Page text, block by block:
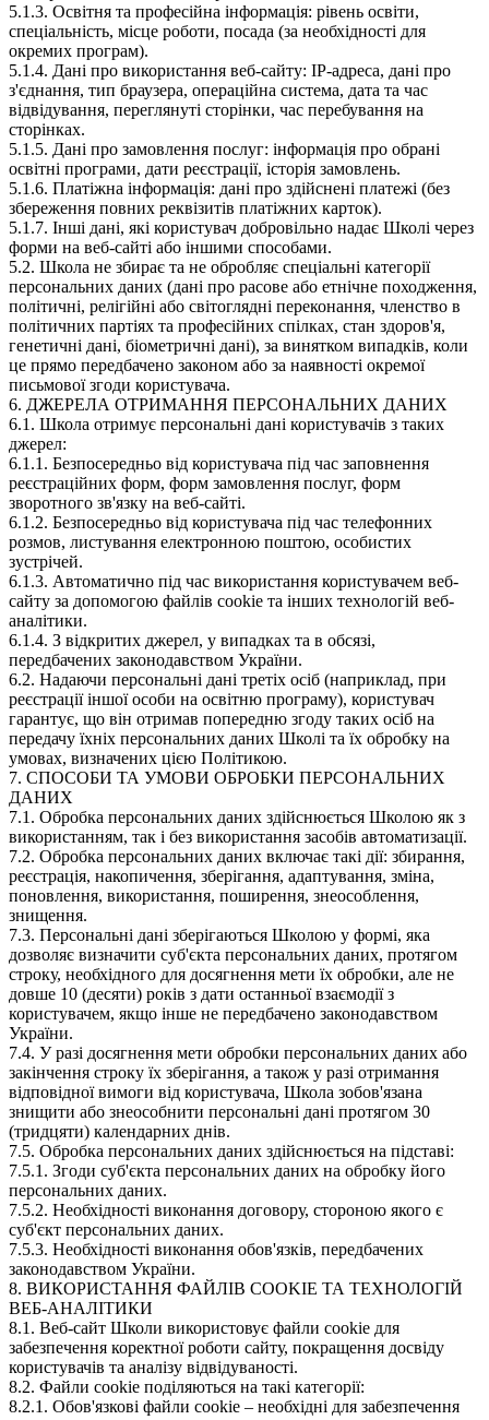
5.1.3. Освітня та професійна інформація: рівень освіти,
спеціальність, місце роботи, посада (за необхідності для
окремих програм).
5.1.4. Дані про використання веб-сайту: IP-адреса, дані про
з'єднання, тип браузера, операційна система, дата та час
відвідування, переглянуті сторінки, час перебування на
сторінках.
5.1.5. Дані про замовлення послуг: інформація про обрані
освітні програми, дати реєстрації, історія замовлень.
5.1.6. Платіжна інформація: дані про здійснені платежі (без
збереження повних реквізитів платіжних карток).
5.1.7. Інші дані, які користувач добровільно надає Школі через
форми на веб-сайті або іншими способами.
5.2. Школа не збирає та не обробляє спеціальні категорії
персональних даних (дані про расове або етнічне походження,
політичні, релігійні або світоглядні переконання, членство в
політичних партіях та професійних спілках, стан здоров'я,
генетичні дані, біометричні дані), за винятком випадків, коли
це прямо передбачено законом або за наявності окремої
письмової згоди користувача.
6. ДЖЕРЕЛА ОТРИМАННЯ ПЕРСОНАЛЬНИХ ДАНИХ
6.1. Школа отримує персональні дані користувачів з таких
джерел:
6.1.1. Безпосередньо від користувача під час заповнення
реєстраційних форм, форм замовлення послуг, форм
зворотного зв'язку на веб-сайті.
6.1.2. Безпосередньо від користувача під час телефонних
розмов, листування електронною поштою, особистих
зустрічей.
6.1.3. Автоматично під час використання користувачем веб-
сайту за допомогою файлів cookie та інших технологій веб-
аналітики.
6.1.4. З відкритих джерел, у випадках та в обсязі,
передбачених законодавством України.
6.2. Надаючи персональні дані третіх осіб (наприклад, при
реєстрації іншої особи на освітню програму), користувач
гарантує, що він отримав попередню згоду таких осіб на
передачу їхніх персональних даних Школі та їх обробку на
умовах, визначених цією Політикою.
7. СПОСОБИ ТА УМОВИ ОБРОБКИ ПЕРСОНАЛЬНИХ
ДАНИХ
7.1. Обробка персональних даних здійснюється Школою як з
використанням, так і без використання засобів автоматизації.
7.2. Обробка персональних даних включає такі дії: збирання,
реєстрація, накопичення, зберігання, адаптування, зміна,
поновлення, використання, поширення, знеособлення,
знищення.
7.3. Персональні дані зберігаються Школою у формі, яка
дозволяє визначити суб'єкта персональних даних, протягом
строку, необхідного для досягнення мети їх обробки, але не
довше 10 (десяти) років з дати останньої взаємодії з
користувачем, якщо інше не передбачено законодавством
України.
7.4. У разі досягнення мети обробки персональних даних або
закінчення строку їх зберігання, а також у разі отримання
відповідної вимоги від користувача, Школа зобов'язана
знищити або знеособнити персональні дані протягом 30
(тридцяти) календарних днів.
7.5. Обробка персональних даних здійснюється на підставі:
7.5.1. Згоди суб'єкта персональних даних на обробку його
персональних даних.
7.5.2. Необхідності виконання договору, стороною якого є
суб'єкт персональних даних.
7.5.3. Необхідності виконання обов'язків, передбачених
законодавством України.
8. ВИКОРИСТАННЯ ФАЙЛІВ COOKIE ТА ТЕХНОЛОГІЙ
ВЕБ-АНАЛІТИКИ
8.1. Веб-сайт Школи використовує файли cookie для
забезпечення коректної роботи сайту, покращення досвіду
користувачів та аналізу відвідуваності.
8.2. Файли cookie поділяються на такі категорії:
8.2.1. Обов'язкові файли cookie – необхідні для забезпечення